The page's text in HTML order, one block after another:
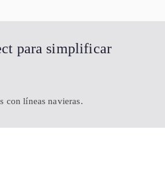
para simplificar
con líneas navieras.